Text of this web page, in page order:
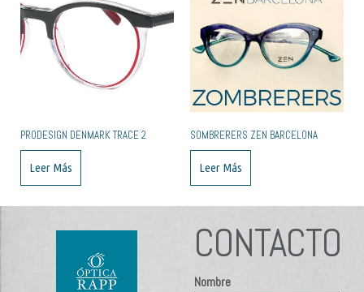
PRODESIGN DENMARK TRACE 2
Leer Más
SOMBRERERS ZEN BARCELONA
Leer Más
CONTACTO
Nombre